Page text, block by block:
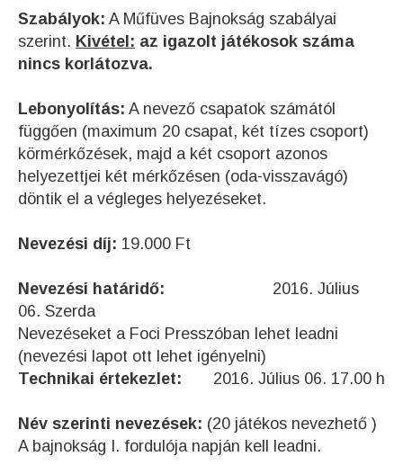
Szabályok: A Műfüves Bajnokság szabályai
szerint. Kivétel: az igazolt játékosok száma
nincs korlátozva.
Lebonyolítás: A nevező csapatok számától
függően (maximum 20 csapat, két tízes csoport)
körmérkőzések, majd a két csoport azonos
helyezettjei két mérkőzésen (oda-visszavágó)
döntik el a végleges helyezéseket.
Nevezési díj: 19.000 Ft
Nevezési határidő: 2016. Július
06. Szerda
Nevezéseket a Foci Presszóban lehet leadni
(nevezési lapot ott lehet igényelni)
Technikai értekezlet: 2016. Július 06. 17.00 h
Név szerinti nevezések: (20 játékos nevezhető )
A bajnokság I. fordulója napján kell leadni.